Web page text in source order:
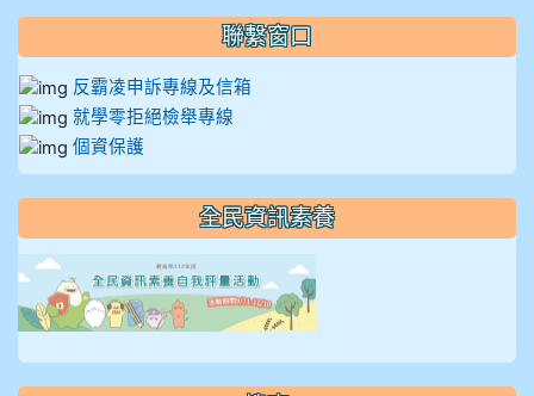
聯繫窗口
反霸凌申訴專線及信箱
就學零拒絕檢舉專線
個資保護
全民資訊素養